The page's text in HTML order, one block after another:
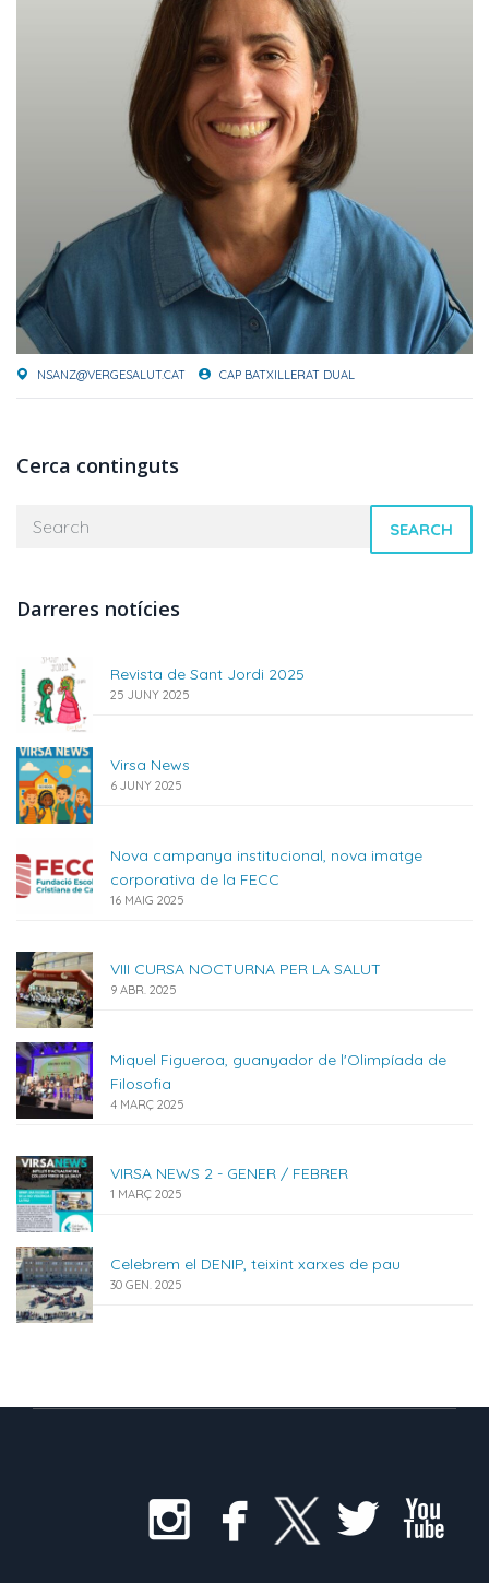
NSANZ@VERGESALUT.CAT CAP BATXILLERAT DUAL
Cerca continguts
SEARCH
Darreres notícies
Revista de Sant Jordi 2025
25 JUNY 2025
Virsa News
6 JUNY 2025
Nova campanya institucional, nova imatge
corporativa de la FECC
16 MAIG 2025
VIII CURSA NOCTURNA PER LA SALUT
9 ABR. 2025
Miquel Figueroa, guanyador de l'Olimpíada de
Filosofia
4 MARÇ 2025
VIRSA NEWS 2 - GENER / FEBRER
1 MARÇ 2025
Celebrem el DENIP, teixint xarxes de pau
30 GEN. 2025